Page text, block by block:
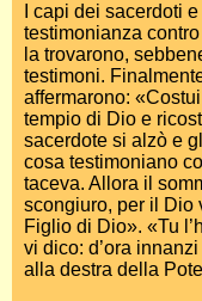
I capi dei sacerdoti
testimonianza
la trovarono,
testimoni.
affermarono:
tempio di Dio e
sacerdote si alzò e
cosa testimoniano
taceva. Allora il
scongiuro, per il Dio
Figlio di Dio». «Tu
vi dico: d’ora
alla destra della